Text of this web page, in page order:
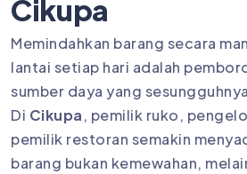
Cikupa
Memindahkan barang secara
lantai setiap hari adalah
sumber daya yang
Di Cikupa, pemilik ruko,
pemilik restoran semakin
barang bukan kemewahan,